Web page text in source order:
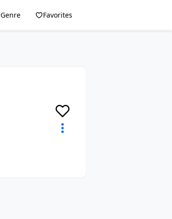
Genre Favorites